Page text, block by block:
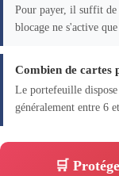
Pour payer, il suffit de
blocage ne s'active
Combien de cartes
Le portefeuille dispose
généralement entre 6
🛒